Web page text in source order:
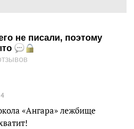
не писали, поэтому
«Ангара» лежбище